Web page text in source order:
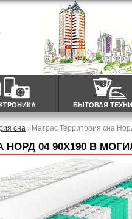
БЫТОВАЯ
сна › Матрас Территория сна
04 90X190 В